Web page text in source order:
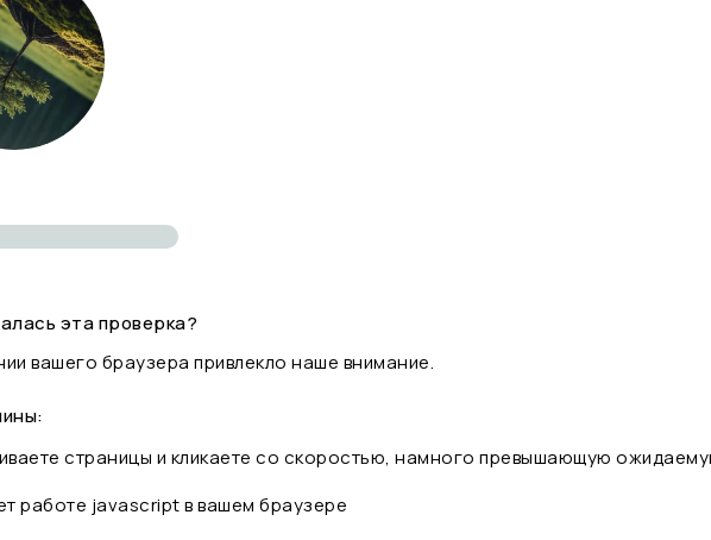
эта проверка?
вашего браузера привлекло наше внимание.
страницы и кликаете со скоростью, намного превышающую
работе javascript в вашем браузере